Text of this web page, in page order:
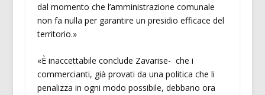
dal momento che l’amministrazione comunale
non fa nulla per garantire un presidio efficace del
territorio.»
«È inaccettabile conclude Zavarise- che i
commercianti, già provati da una politica che li
penalizza in ogni modo possibile, debbano ora